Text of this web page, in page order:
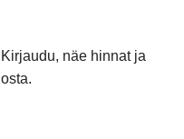
Kirjaudu, näe hinnat ja
osta.